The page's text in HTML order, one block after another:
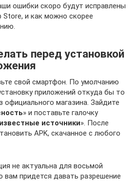
ошибки скоро будут исправлены
Store, и как можно скорее
перед установкой
свой смартфон. По умолчанию
приложений откуда бы то
официального магазина. Зайдите
» и поставьте галочку
источники». После
APK, скачанное с любого
не актуальна для восьмой
вам придется давать разрешение